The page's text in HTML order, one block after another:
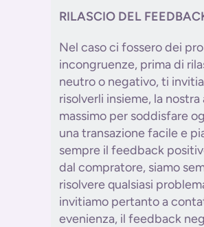
RILASCIO DEL
Nel caso ci fossero dei
incongruenze, prima di
neutro o negativo, ti
risolverli insieme, la
massimo per soddisfare
una transazione facile e
sempre il feedback
dal compratore, siamo
risolvere qualsiasi
invitiamo pertanto a
evenienza, il feedback